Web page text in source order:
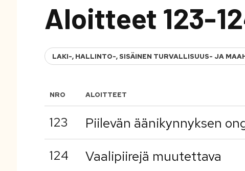
Aloitteet 123-
LAKI-, HALLINTO-, SISÄINEN TURVALLISUUS- JA
NRO ALOITTEET
123 Piilevän äänikynnyksen
124 Vaalipiirejä muutettava